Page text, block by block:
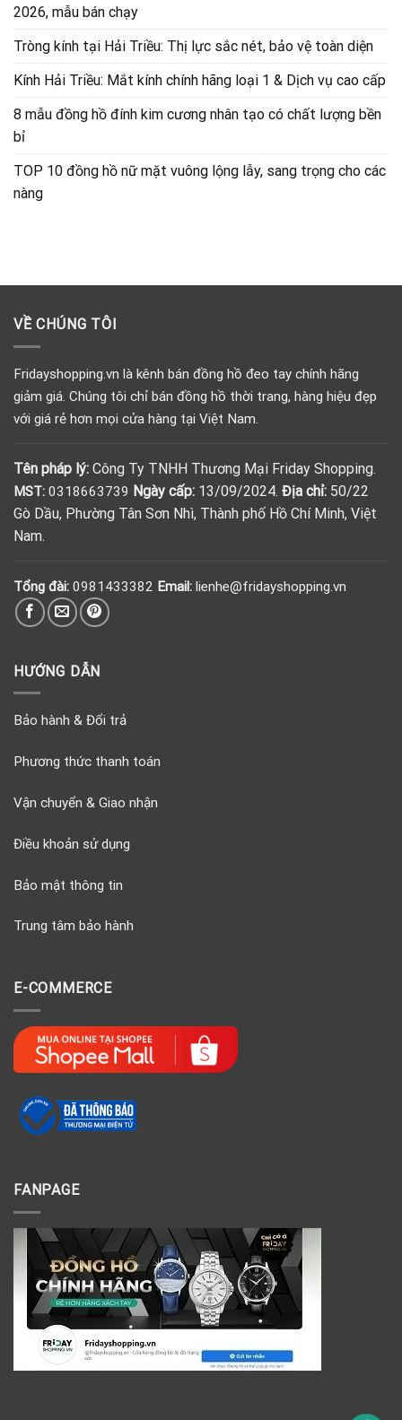
2026, mẫu bán chạy
Tròng kính tại Hải Triều: Thị lực sắc nét, bảo vệ toàn diện
Kính Hải Triều: Mắt kính chính hãng loại 1 & Dịch vụ cao cấp
8 mẫu đồng hồ đính kim cương nhân tạo có chất lượng bền
bỉ
TOP 10 đồng hồ nữ mặt vuông lộng lẫy, sang trọng cho các
nàng
VỀ CHÚNG TÔI
Fridayshopping.vn là kênh bán đồng hồ đeo tay chính hãng
giảm giá. Chúng tôi chỉ bán đồng hồ thời trang, hàng hiệu đẹp
với giá rẻ hơn mọi cửa hàng tại Việt Nam.
Tên pháp lý: Công Ty TNHH Thương Mại Friday Shopping.
MST: 0318663739 Ngày cấp: 13/09/2024. Địa chỉ: 50/22
Gò Dầu, Phường Tân Sơn Nhì, Thành phố Hồ Chí Minh, Việt
Nam.
Tổng đài: 0981433382 Email: lienhe@fridayshopping.vn
HƯỚNG DẪN
Bảo hành & Đổi trả
Phương thức thanh toán
Vận chuyển & Giao nhận
Điều khoản sử dụng
Bảo mật thông tin
Trung tâm bảo hành
E-COMMERCE
FANPAGE